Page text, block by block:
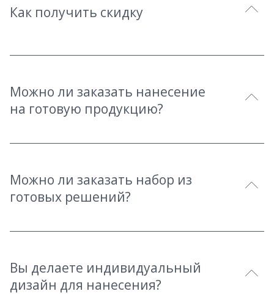
Как получить скидку
Можно ли заказать нанесение
на готовую продукцию?
Можно ли заказать набор из
готовых решений?
Вы делаете индивидуальный
дизайн для нанесения?